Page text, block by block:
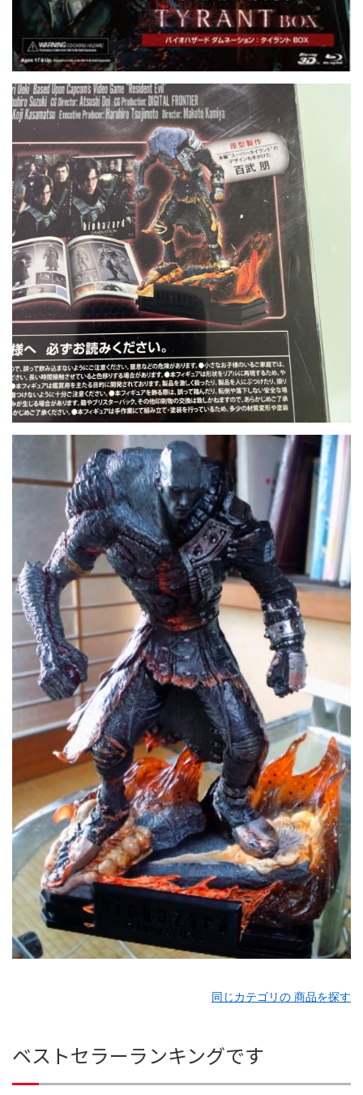
同じカテゴリの 商品を探す
ベストセラーランキングです